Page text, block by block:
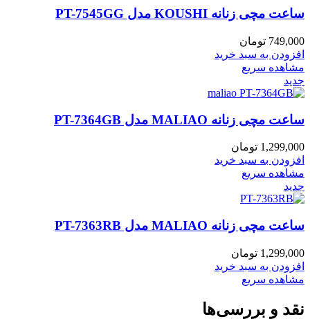
ساعت مچی زنانه KOUSHI مدل PT-7545GG
749,000 تومان
افزودن به سبد خرید
مشاهده سریع
جدید
ساعت مچی زنانه MALIAO مدل PT-7364GB
1,299,000 تومان
افزودن به سبد خرید
مشاهده سریع
جدید
ساعت مچی زنانه MALIAO مدل PT-7363RB
1,299,000 تومان
افزودن به سبد خرید
مشاهده سریع
نقد و بررسی‌ها